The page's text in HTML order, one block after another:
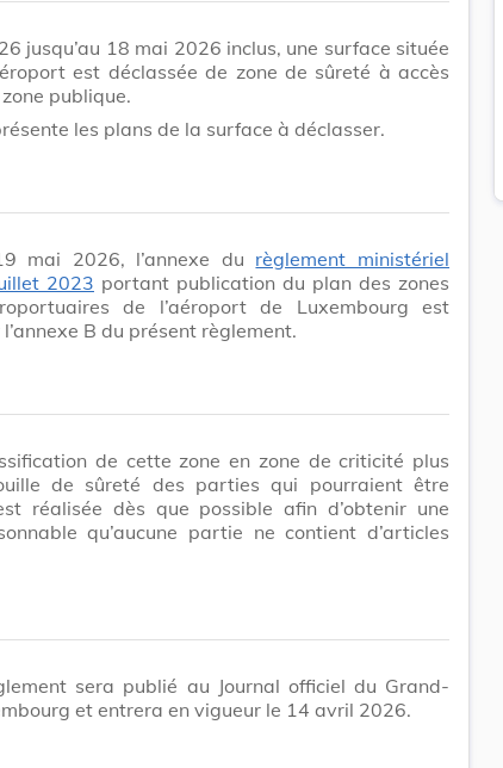
jusqu’au 18 mai 2026 inclus, une surface située
est déclassée de zone de sûreté à accès
publique.
les plans de la surface à déclasser.
mai 2026, l’annexe du règlement ministériel
2023 portant publication du plan des zones
de l’aéroport de Luxembourg est
B du présent règlement.
de cette zone en zone de criticité plus
de sûreté des parties qui pourraient être
réalisée dès que possible afin d’obtenir une
qu’aucune partie ne contient d’articles
sera publié au Journal officiel du Grand-
et entrera en vigueur le 14 avril 2026.